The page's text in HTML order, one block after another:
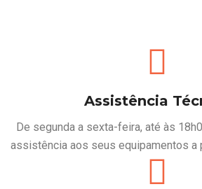
Assistência
De segunda a sexta-feira, até às
assistência aos seus equipamentos a